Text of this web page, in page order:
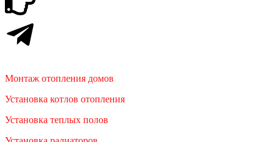
Монтаж отопления домов
Установка котлов отопления
Установка теплых полов